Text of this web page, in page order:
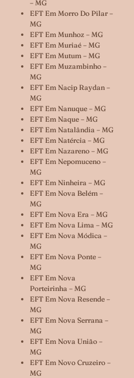
– MG
EFT Em Morro Do Pilar –
MG
EFT Em Munhoz – MG
EFT Em Muriaé – MG
EFT Em Mutum – MG
EFT Em Muzambinho –
MG
EFT Em Nacip Raydan –
MG
EFT Em Nanuque – MG
EFT Em Naque – MG
EFT Em Natalândia – MG
EFT Em Natércia – MG
EFT Em Nazareno – MG
EFT Em Nepomuceno –
MG
EFT Em Ninheira – MG
EFT Em Nova Belém –
MG
EFT Em Nova Era – MG
EFT Em Nova Lima – MG
EFT Em Nova Módica –
MG
EFT Em Nova Ponte –
MG
EFT Em Nova
Porteirinha – MG
EFT Em Nova Resende –
MG
EFT Em Nova Serrana –
MG
EFT Em Nova União –
MG
EFT Em Novo Cruzeiro –
MG